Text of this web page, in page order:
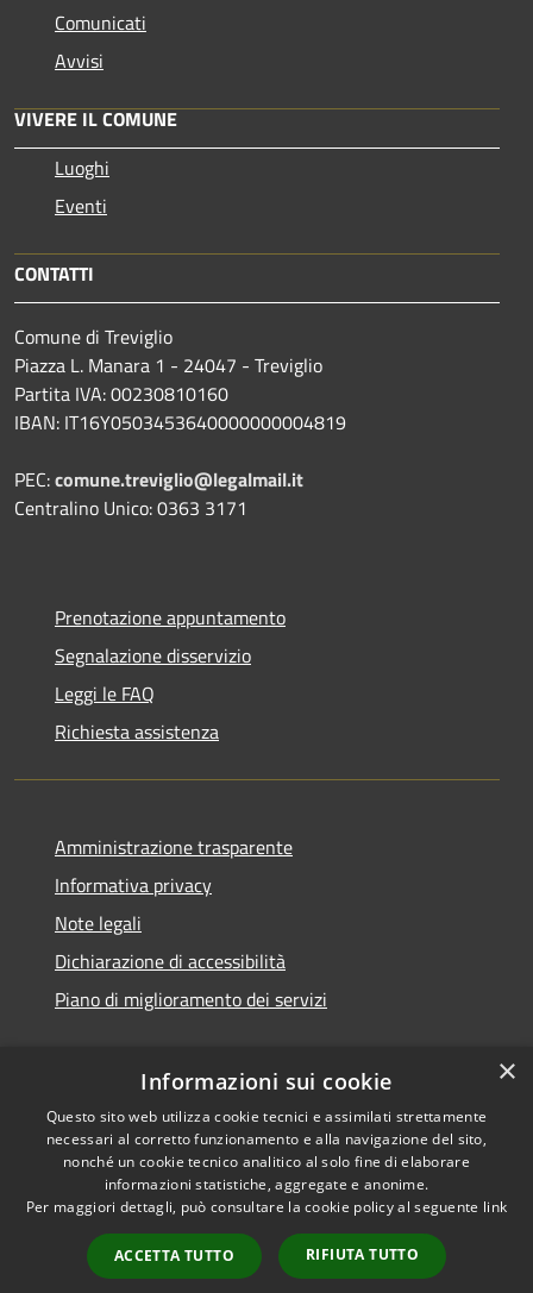
Comunicati
Avvisi
VIVERE IL COMUNE
Luoghi
Eventi
CONTATTI
Comune di Treviglio
Piazza L. Manara 1 - 24047 - Treviglio
Partita IVA: 00230810160
IBAN: IT16Y0503453640000000004819
PEC:comune.treviglio@legalmail.it
Centralino Unico: 0363 3171
Prenotazione appuntamento
Segnalazione disservizio
Leggi le FAQ
Richiesta assistenza
Amministrazione trasparente
Informativa privacy
Note legali
Dichiarazione di accessibilità
Piano di miglioramento dei servizi
RSS
Accessibilità
Privacy
Cookie
Mappa del sito
Webmail
Copyright © 2026 • Comune di
Treviglio • Powered by
Municipium•Accesso
redazione
×
Informazioni sui cookie
Questo sito web utilizza cookie tecnici e assimilati strettamente
necessari al corretto funzionamento e alla navigazione del sito,
nonché un cookie tecnico analitico al solo fine di elaborare
informazioni statistiche, aggregate e anonime.
Per maggiori dettagli, può consultare la cookie policy al seguente link
ACCETTA TUTTO RIFIUTA TUTTO